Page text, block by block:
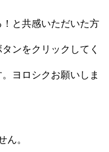
と共感いただいた方
ンをクリックしてく
ヨロシクお願いしま
ん。